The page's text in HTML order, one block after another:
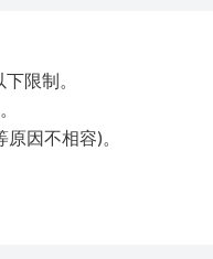
限制。
因不相容)。